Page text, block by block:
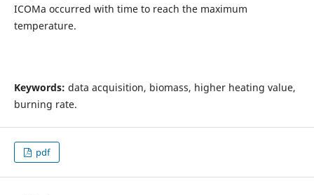
ICOMa occurred with time to reach the maximum
temperature.
Keywords: data acquisition, biomass, higher heating value,
burning rate.
pdf